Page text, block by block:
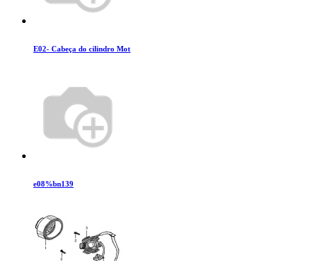
E02- Cabeça do cilindro Mot
e08%bn139